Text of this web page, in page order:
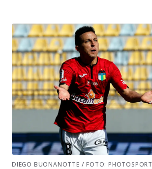
DIEGO BUONANOTTE / FOTO: PHOTOSPORT